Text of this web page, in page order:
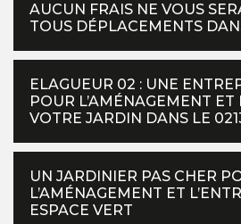
AUCUN FRAIS NE VOUS
TOUS DÉPLACEMENTS
ELAGUEUR 02 : UNE
POUR L’AMÉNAGEMENT ET
VOTRE JARDIN DANS LE
UN JARDINIER PAS CHER
L’AMÉNAGEMENT ET
ESPACE VERT